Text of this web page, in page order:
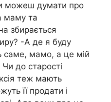
можеш думати про
маму та
збирається
-А де я буду
саме, мамо, а це мій
до старості
теж мають
її продати і